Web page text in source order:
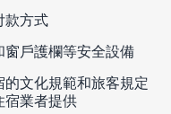
款方式
戶護欄等安全設備
文化規範和旅客規定
宿業者提供